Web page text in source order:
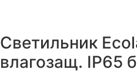
Светильник
влагозащ. IP65